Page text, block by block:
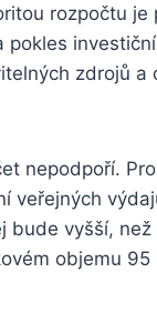
rozpočtu je
pokles
zdrojů a
nepodpoří.
veřejných
bude vyšší, než
objemu 95